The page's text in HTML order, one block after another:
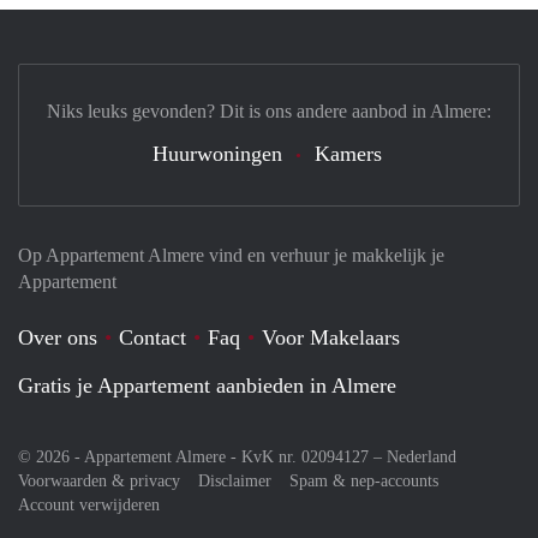
Op Appartement Almere vind en verhuur je makkelijk je
Appartement
Over ons Contact Faq
Voor Makelaars
Gratis je Appartement aanbieden in Almere
© 2026 - Appartement Almere - KvK nr. 02094127 – Nederland
Voorwaarden & privacy
Disclaimer
Spam & nep-accounts
Account verwijderen
Niks leuks gevonden? Dit is ons andere aanbod in Almere:
Huurwoningen Kamers